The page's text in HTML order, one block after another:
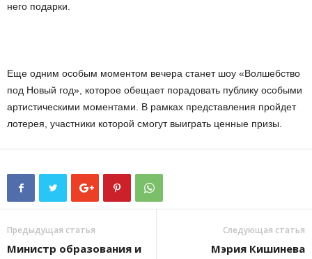
него подарки.
Еще одним особым моментом вечера станет шоу «Волшебство
под Новый год», которое обещает порадовать публику особыми
артистическими моментами. В рамках представления пройдет
лотерея, участники которой смогут выиграть ценные призы.
Предыдущая статья
Министр образования и
Следующая статья
Мэрия Кишинева